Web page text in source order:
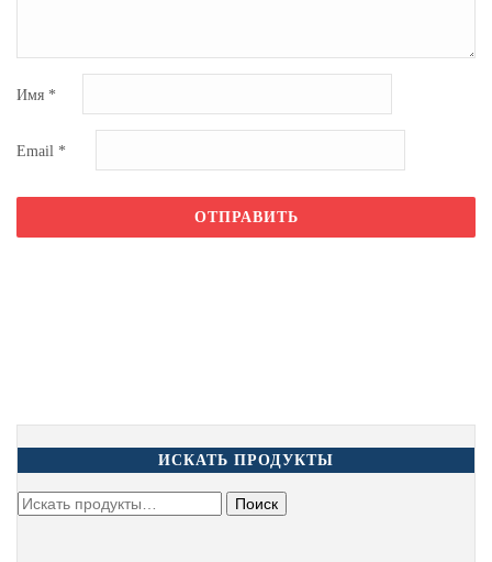
Имя *
Email *
ИСКАТЬ ПРОДУКТЫ